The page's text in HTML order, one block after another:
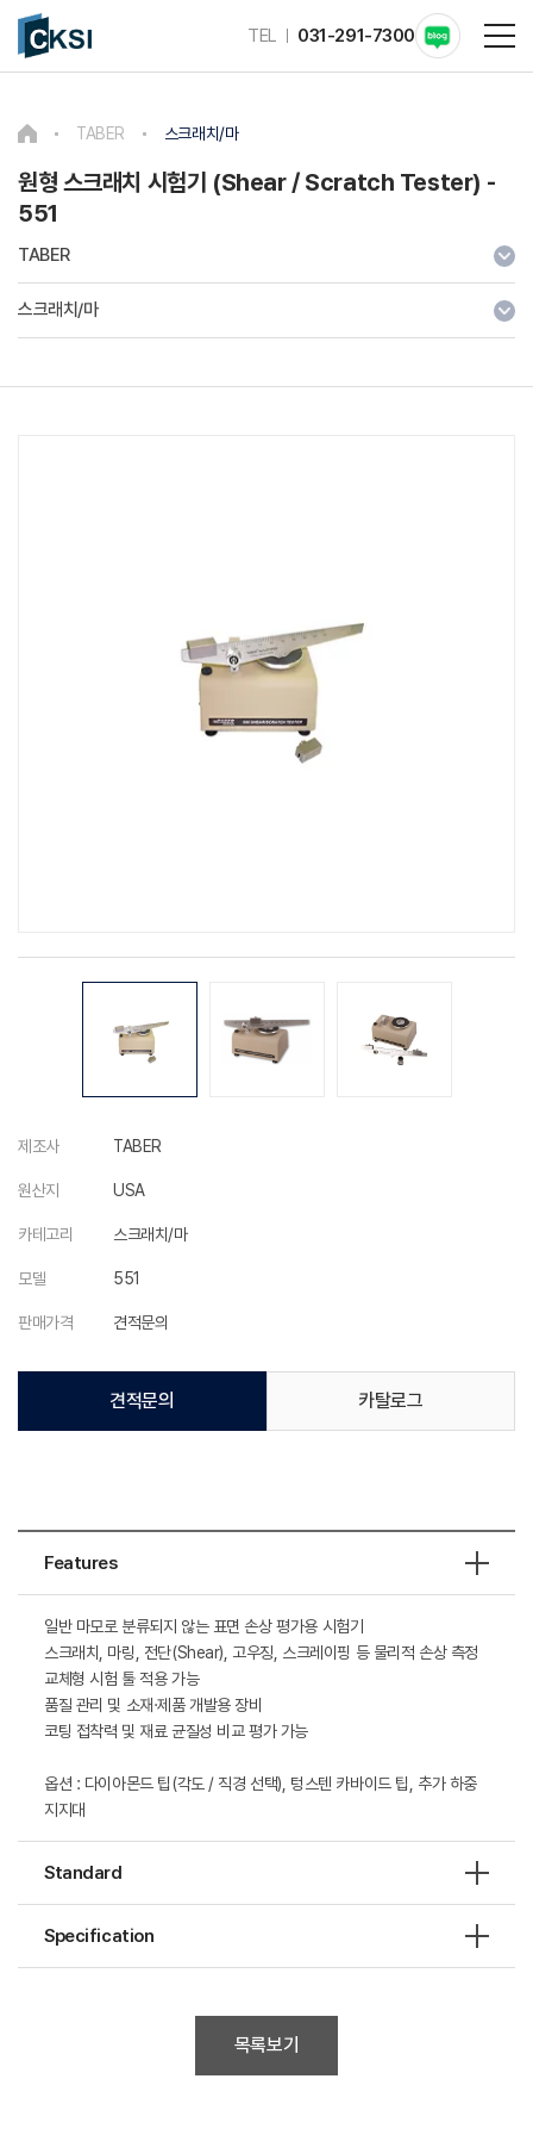
TEL 031-291-7300
TABER 스크래치/마
원형 스크래치 시험기 (Shear / Scratch Tester) -
551
TABER
스크래치/마
제조사 TABER
원산지 USA
카테고리 스크래치/마
모델 551
판매가격 견적문의
견적문의 카탈로그
Features
일반 마모로 분류되지 않는 표면 손상 평가용 시험기
스크래치, 마링, 전단(Shear), 고우징, 스크레이핑 등 물리적 손상 측정
교체형 시험 툴 적용 가능
품질 관리 및 소재·제품 개발용 장비
코팅 접착력 및 재료 균질성 비교 평가 가능
옵션 : 다이아몬드 팁(각도 / 직경 선택), 텅스텐 카바이드 팁, 추가 하중
지지대
Standard
Specification
목록보기